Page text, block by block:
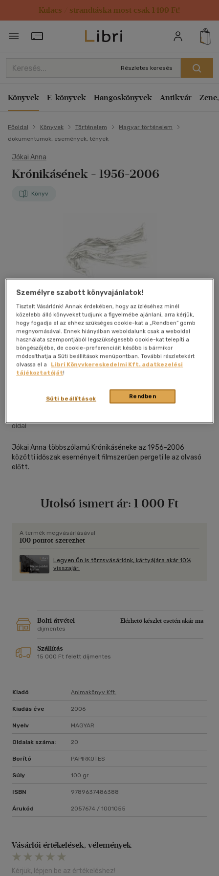
Kulacs / strandtáska most csak 1499 Ft!
Törzsvásárlói Kártya adatai
Részletes keresés
Könyvek E-könyvek Hangoskönyvek Antikvár
Főoldal Könyvek Történelem
Magyar történelem
dokumentumok, események, tények
Jókai Anna
Krónikásének - 1956-2006
Könyv
oldal
Jókai Anna többszólamú Krónikáséneke az 1956-2006
közötti időszak eseményeit filmszerűen pergeti le az olvasó
előtt.
Utolsó ismert ár: 1 000 Ft
A termék megvásárlásával
100 pontot szerezhet
Legyen Ön is törzsvásárlónk, kártyájára akár 10%
visszajár.
Bolti átvétel
Elérhető készlet esetén akár ma
díjmentes
Szállítás
15 000 Ft felett díjmentes
Kiadó Animakönyv Kft.
Kiadás éve 2006
Nyelv MAGYAR
Oldalak száma: 20
Borító PAPIRKÖTES
Súly 100 gr
ISBN 9789637486388
Árukód 2057674 / 1001055
Vásárlói értékelések, vélemények
Kérjük, lépjen be az értékeléshez!
Személyre szabott könyvajánlatok!
Tisztelt Vásárlónk! Annak érdekében, hogy az ízléséhez minél
közelebb álló könyveket tudjunk a figyelmébe ajánlani, arra kérjük,
hogy fogadja el az ehhez szükséges cookie-kat a „Rendben” gomb
megnyomásával. Ennek hiányában weboldalunk csak a weboldal
használata szempontjából legszükségesebb cookie-kat telepíti a
böngészőjébe, de cookie-preferenciáit később is bármikor
módosíthatja a Süti beállítások menüpontban. További részletekért
olvassa el a
Libri Könyvkereskedelmi Kft. adatkezelési
tájékoztatóját!
Rendben
Süti beállítások